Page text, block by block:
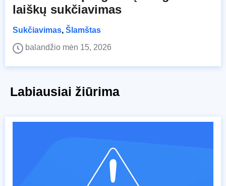
laiškų sukčiavimas
Sukčiavimas, Šlamštas
balandžio mėn 15, 2026
Labiausiai žiūrima